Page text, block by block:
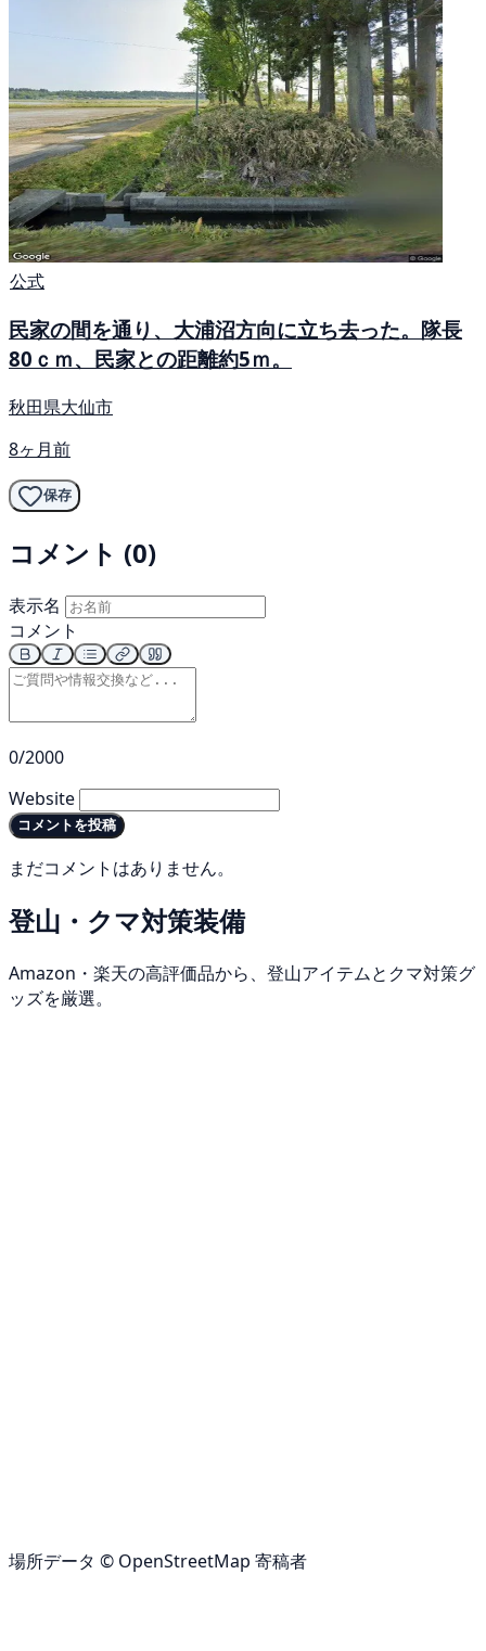
公式
民家の間を通り、大浦沼方向に立ち去った。隊長
80ｃｍ、民家との距離約5ｍ。
秋田県大仙市
8ヶ月前
保存
コメント (0)
表示名
コメント
0/2000
Website
コメントを投稿
まだコメントはありません。
登山・クマ対策装備
Amazon・楽天の高評価品から、登山アイテムとクマ対策グ
ッズを厳選。
場所データ © OpenStreetMap 寄稿者